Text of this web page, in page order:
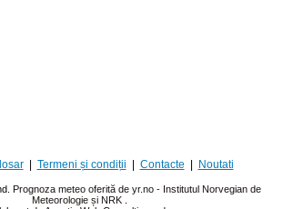
| Termeni și condiții Contacte Noutati
Prognoza meteo oferită de yr.no - Institutul Norvegian de
Meteorologie și NRK